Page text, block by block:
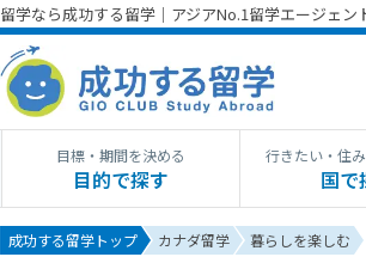
留学なら成功する留学｜アジアNo.1留学エージェン
目標・期間を決める
目的で探す
行きたい・住
国で
成功する留学トップ カナダ留学 暮らしを楽しむ